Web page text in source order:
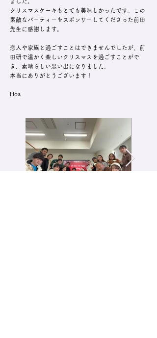
クリスマスケーキもとても美味しかったです。この
素敵なパーティーをスポンサーしてくださった前田
先生に感謝します。
恋人や家族と過ごすことはできませんでしたが、前
田研で温かく楽しいクリスマスを過ごすことがで
き、素晴らしい思い出になりました。
本当にありがとうございます！
Hoa